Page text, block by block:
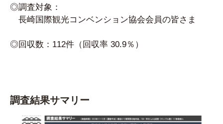
◎調査対象：
長崎国際観光コンベンション協会会員の皆さま
◎回収数：112件（回収率 30.9％）
調査結果サマリー